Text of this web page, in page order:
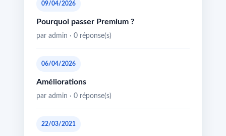
09/04/2026
Pourquoi passer Premium ?
par admin · 0 réponse(s)
06/04/2026
Améliorations
par admin · 0 réponse(s)
22/03/2021